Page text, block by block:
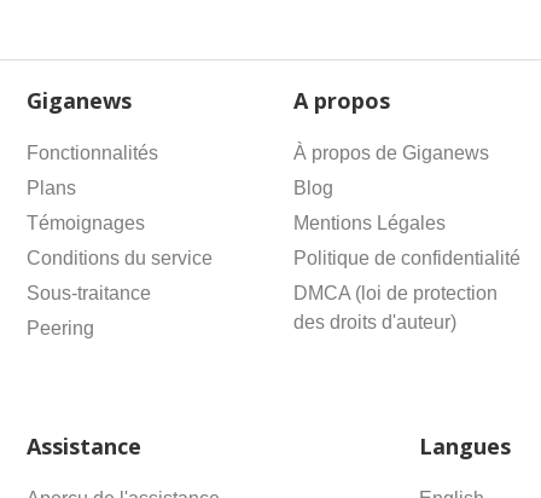
Giganews
Fonctionnalités
Plans
Témoignages
Conditions du service
Sous-traitance
Peering
A propos
À propos de Giganews
Blog
Mentions Légales
Politique de confidentialité
DMCA (loi de protection
des droits d'auteur)
Assistance Langues